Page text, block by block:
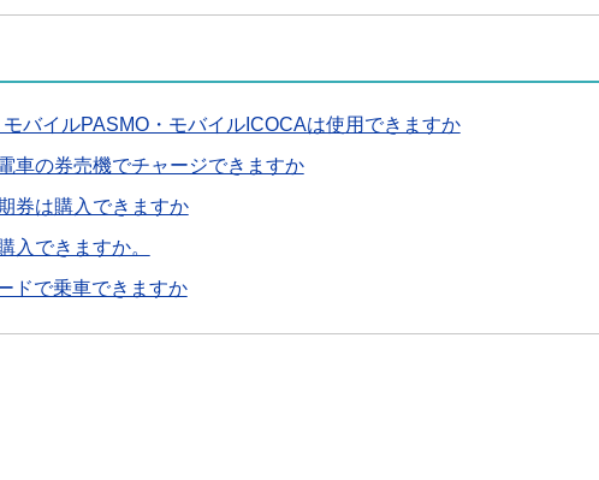
バイルPASMO・モバイルICOCAは使用できますか
車の券売機でチャージできますか
券は購入できますか
入できますか。
ドで乗車できますか